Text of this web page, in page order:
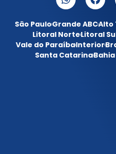
São PauloGrande ABCAlto
Litoral NorteLitoral
Vale do ParaíbaInterior
Santa CatarinaBahia